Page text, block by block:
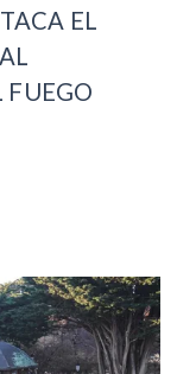
EL
FUEGO